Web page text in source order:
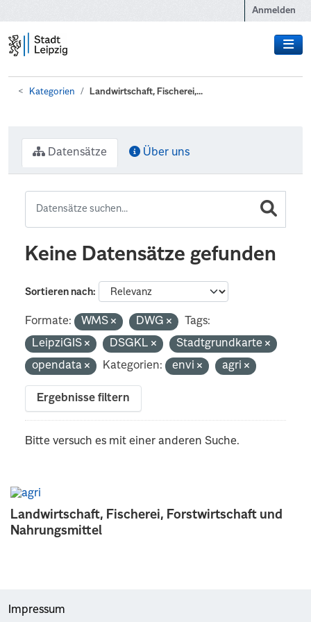
Anmelden
Kategorien Landwirtschaft, Fischerei,...
Landwirtschaft, Fischerei, Forstwirtschaft und
Nahrungsmittel
Datensätze Über uns
Keine Datensätze gefunden
Sortieren nach
Formate: WMS DWG
Tags:
LeipziGIS
DSGKL
Stadtgrundkarte
opendata
Kategorien: envi agri
Ergebnisse filtern
Bitte versuch es mit einer anderen Suche.
Impressum